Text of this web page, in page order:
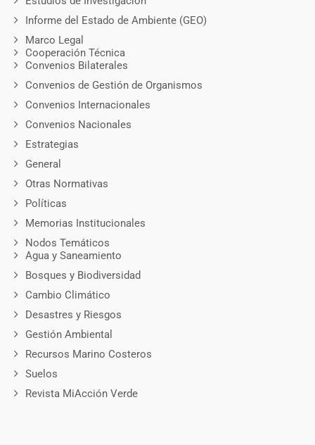
Informe del Estado de Ambiente (GEO)
Marco Legal
Cooperación Técnica
Convenios Bilaterales
Convenios de Gestión de Organismos
Convenios Internacionales
Convenios Nacionales
Estrategias
General
Otras Normativas
Políticas
Memorias Institucionales
Nodos Temáticos
Agua y Saneamiento
Bosques y Biodiversidad
Cambio Climático
Desastres y Riesgos
Gestión Ambiental
Recursos Marino Costeros
Suelos
Revista MiAcción Verde